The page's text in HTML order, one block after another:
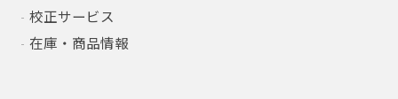
校正サービス
在庫・商品情報